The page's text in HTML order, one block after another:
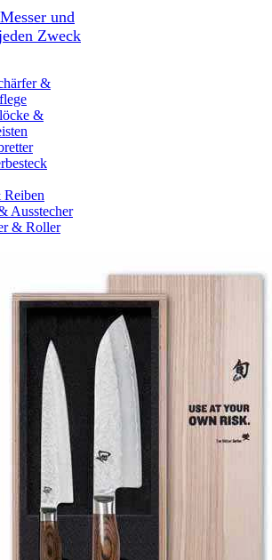
und
Zweck
&
&
Ausstecher
& Roller